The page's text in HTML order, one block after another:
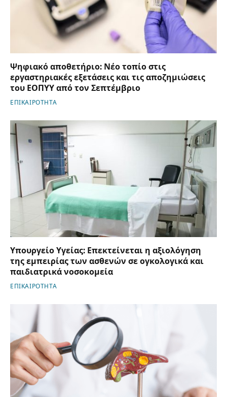
Ψηφιακό αποθετήριο: Νέο τοπίο στις
εργαστηριακές εξετάσεις και τις αποζημιώσεις
του ΕΟΠΥΥ από τον Σεπτέμβριο
ΕΠΙΚΑΙΡΟΤΗΤΑ
Υπουργείο Υγείας: Επεκτείνεται η αξιολόγηση
της εμπειρίας των ασθενών σε ογκολογικά και
παιδιατρικά νοσοκομεία
ΕΠΙΚΑΙΡΟΤΗΤΑ